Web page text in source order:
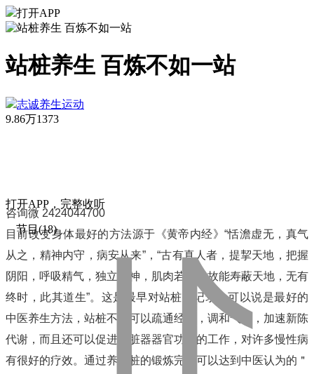
打开APP
站桩养生 百炼不如一站
志诚养生运动
9.86万1373
咨询微 2424044700
目前改变身体最好的方法源于《黄帝内经》“恬澹虚无，真气
从之，精神内守，病安从来”，“古有真人者，提挈天地，把握
阴阳，呼吸精气，独立守神，肌肉若一，故能寿蔽天地，无有
终时，此其道生”。这是最早对站桩的记录，可以说是最好的
中医养生方法， 站桩不仅可以疏通经络，调和气血，加速新陈
代谢，而且还可以促进各脏器器官功能的工作，对许多慢性病
有很好的疗效。通过养生桩的锻炼完全可以达到中医认为的＂
打开APP，完整收听
节目(18)